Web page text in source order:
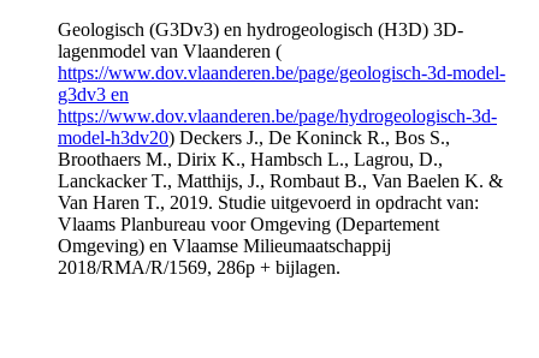
Geologisch (G3Dv3) en hydrogeologisch (H3D) 3D-
lagenmodel van Vlaanderen (
https://www.dov.vlaanderen.be/page/geologisch-3d-model-
g3dv3 en
https://www.dov.vlaanderen.be/page/hydrogeologisch-3d-
model-h3dv20) Deckers J., De Koninck R., Bos S.,
Broothaers M., Dirix K., Hambsch L., Lagrou, D.,
Lanckacker T., Matthijs, J., Rombaut B., Van Baelen K. &
Van Haren T., 2019. Studie uitgevoerd in opdracht van:
Vlaams Planbureau voor Omgeving (Departement
Omgeving) en Vlaamse Milieumaatschappij
2018/RMA/R/1569, 286p + bijlagen.